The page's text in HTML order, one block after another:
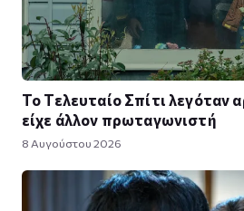
Το Τελευταίο Σπίτι λεγόταν
είχε άλλον πρωταγωνιστή
8 Αυγούστου 2026